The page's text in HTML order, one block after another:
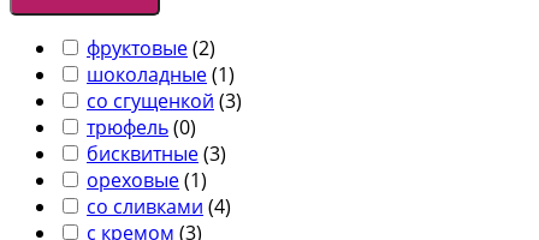
фруктовые(2)
шоколадные(1)
со сгущенкой (3)
трюфель(0)
бисквитные(3)
ореховые(1)
со сливками (4)
с кремом (3)